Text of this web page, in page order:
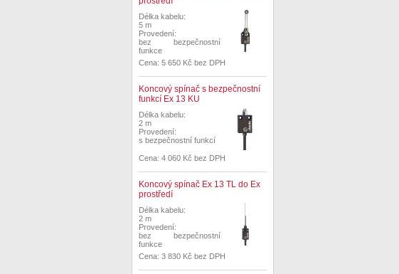
Délka kabelu:
5 m
Provedení:
bez bezpečnostní
funkce
Cena: 5 650 Kč bez DPH
Koncový spínač s bezpečnostní
funkcí Ex 13 KU
Délka kabelu:
2 m
Provedení:
s bezpečnostní funkcí
Cena: 4 060 Kč bez DPH
Koncový spínač Ex 13 TL do Ex
prostředí
Délka kabelu:
2 m
Provedení:
bez bezpečnostní
funkce
Cena: 3 830 Kč bez DPH